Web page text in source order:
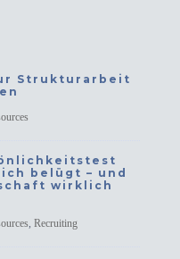
Strukturarbeit
belügt – und
wirklich
, Recruiting